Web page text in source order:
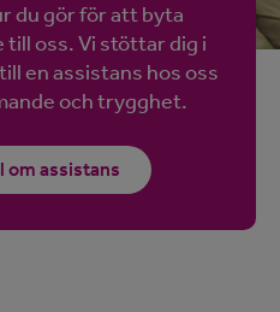
du gör för att byta
oss. Vi stöttar dig i
en assistans hos oss
och trygghet.
om assistans